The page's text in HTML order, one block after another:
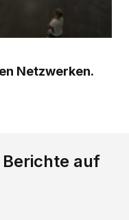
Netzwerken.
auf